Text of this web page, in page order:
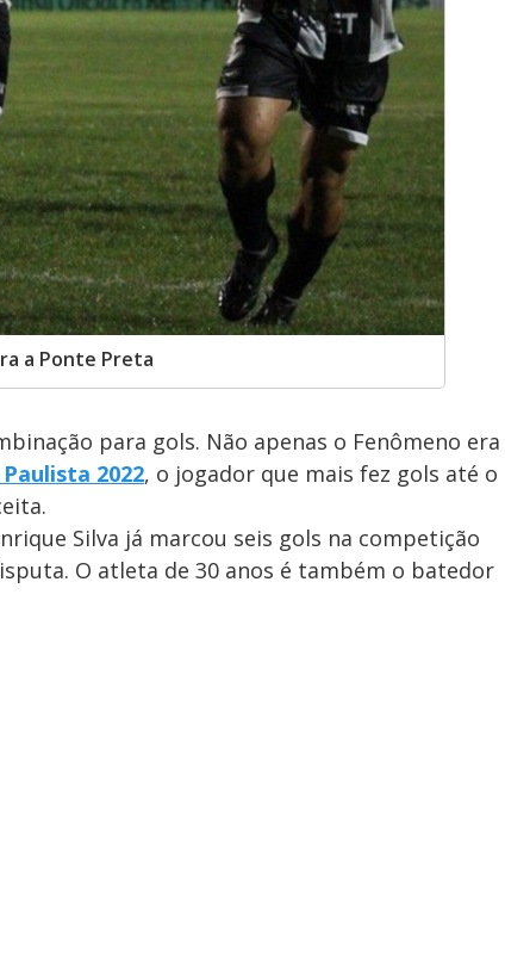
a Ponte Preta
para gols. Não apenas o Fenômeno era
2022, o jogador que mais fez gols até o
Silva já marcou seis gols na competição
O atleta de 30 anos é também o batedor